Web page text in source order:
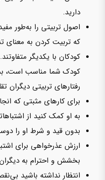
دارید.
اصول تربیتی را به‌طور
که تربیت کردن به معنای
کودکان با یکدیگر
کودک شما مناسب است،
رفتارهای تربیتی دیگران
برای کارهای مثبتی که
به او کمک کنید از
بدون قید و شرط او را
ارزش عذرخواهی برای
بخشش و احترام به دیگران
انتظار نداشته باشید